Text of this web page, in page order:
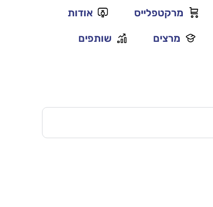
מרקטפלייס אודות
מרצים שותפים